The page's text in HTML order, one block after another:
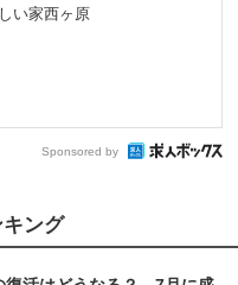
い家西ヶ原
Sponsored by
ング